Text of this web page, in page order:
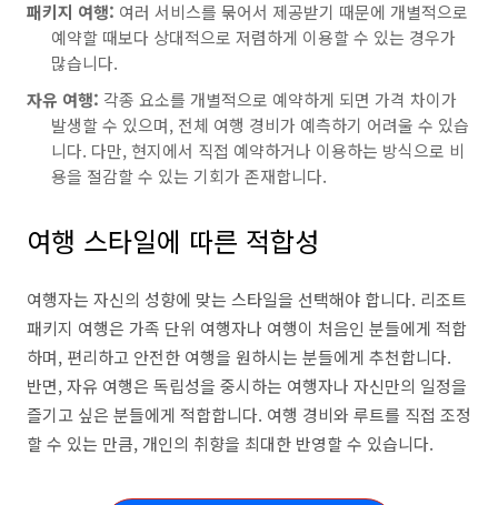
패키지 여행: 여러 서비스를 묶어서 제공받기 때문에 개별적으로
예약할 때보다 상대적으로 저렴하게 이용할 수 있는 경우가
많습니다.
자유 여행: 각종 요소를 개별적으로 예약하게 되면 가격 차이가
발생할 수 있으며, 전체 여행 경비가 예측하기 어려울 수 있습
니다. 다만, 현지에서 직접 예약하거나 이용하는 방식으로 비
용을 절감할 수 있는 기회가 존재합니다.
여행 스타일에 따른 적합성
여행자는 자신의 성향에 맞는 스타일을 선택해야 합니다. 리조트
패키지 여행은 가족 단위 여행자나 여행이 처음인 분들에게 적합
하며, 편리하고 안전한 여행을 원하시는 분들에게 추천합니다.
반면, 자유 여행은 독립성을 중시하는 여행자나 자신만의 일정을
즐기고 싶은 분들에게 적합합니다. 여행 경비와 루트를 직접 조정
할 수 있는 만큼, 개인의 취향을 최대한 반영할 수 있습니다.